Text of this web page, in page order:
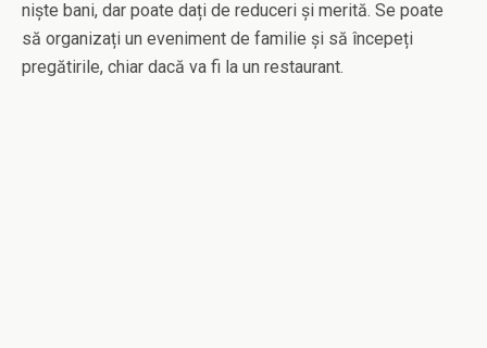
niște bani, dar poate dați de reduceri și merită. Se poate
să organizați un eveniment de familie și să începeți
pregătirile, chiar dacă va fi la un restaurant.